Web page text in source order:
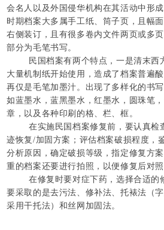
会名人以及外国侵华机构在其活动中形
时期档案大多属手工纸、筒子页，且幅
右侧装订，且有很多卷内文件两页或多
部分为毛笔书写。
民国档案有两个特点，一是清末西方
大量机制纸开始使用，造成了档案普遍
再仅是毛笔加墨汁。出现了多样化的书
如蓝墨水，蓝黑墨水，红墨水，圆珠笔
章，以及各种印刷的格、栏、框。
在实施民国档案修复前，要认真检
迹恢复/加固方案；评估档案破损程度，
分析原因，确定破损等级，指定修复方
重的档案还要进行拍照，以便修复后对照
在修复时要对症下药，选择合适的
要采取的是去污法、修补法、托裱法（
采用干托法）和丝网加固法。